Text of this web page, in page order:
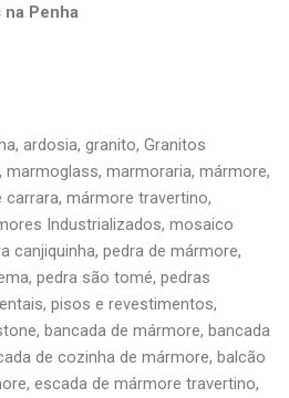
Penha
ardosia, granito, Granitos
marmoraria, mármore,
mármore travertino,
Industrializados, mosaico
canjiquinha, pedra de mármore,
pedra são tomé, pedras
pisos e revestimentos,
bancada de mármore, bancada
de cozinha de mármore, balcão
escada de mármore travertino,